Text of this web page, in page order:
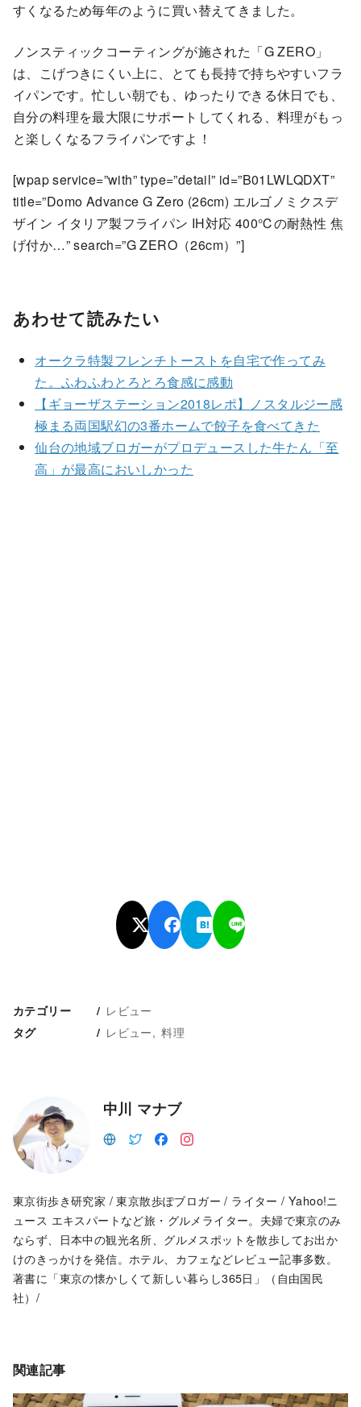
すくなるため毎年のように買い替えてきました。
ノンスティックコーティングが施された「G ZERO」
は、こげつきにくい上に、とても長持で持ちやすいフラ
イパンです。忙しい朝でも、ゆったりできる休日でも、
自分の料理を最大限にサポートしてくれる、料理がもっ
と楽しくなるフライパンですよ！
[wpap service=”with” type=”detail” id=”B01LWLQDXT”
title=”Domo Advance G Zero (26cm) エルゴノミクスデ
ザイン イタリア製フライパン IH対応 400℃の耐熱性 焦
げ付か…” search=”G ZERO（26cm）”]
あわせて読みたい
オークラ特製フレンチトーストを自宅で作ってみ
た。ふわふわとろとろ食感に感動
【ギョーザステーション2018レポ】ノスタルジー感
極まる両国駅幻の3番ホームで餃子を食べてきた
仙台の地域ブロガーがプロデュースした牛たん「至
高」が最高においしかった
カテゴリー レビュー
タグ レビュー 料理
中川 マナブ
東京街歩き研究家 / 東京散歩ぽブロガー / ライター / Yahoo!ニ
ュース エキスパートなど旅・グルメライター。夫婦で東京のみ
ならず、日本中の観光名所、グルメスポットを散歩してお出か
けのきっかけを発信。ホテル、カフェなどレビュー記事多数。
著書に「東京の懐かしくて新しい暮らし365日」（自由国民
社）/
関連記事